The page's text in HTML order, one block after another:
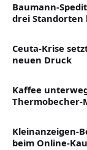
Baumann-
drei
Ceuta-Krise
neuen Druck
Kaffee
Thermobecher-
Kleinanzeigen-
beim Online-